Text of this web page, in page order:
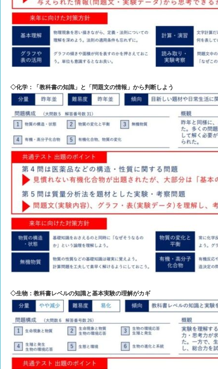
◇化学：「教科書の知識」と「問題文の情報」から判断しよう
◇生物：教科書レベルの知識と基本実験の理解がカギ